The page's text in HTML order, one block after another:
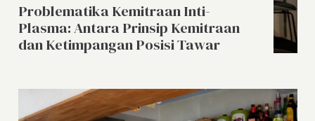
Problematika Kemitraan Inti-
Plasma: Antara Prinsip Kemitraan
dan Ketimpangan Posisi Tawar